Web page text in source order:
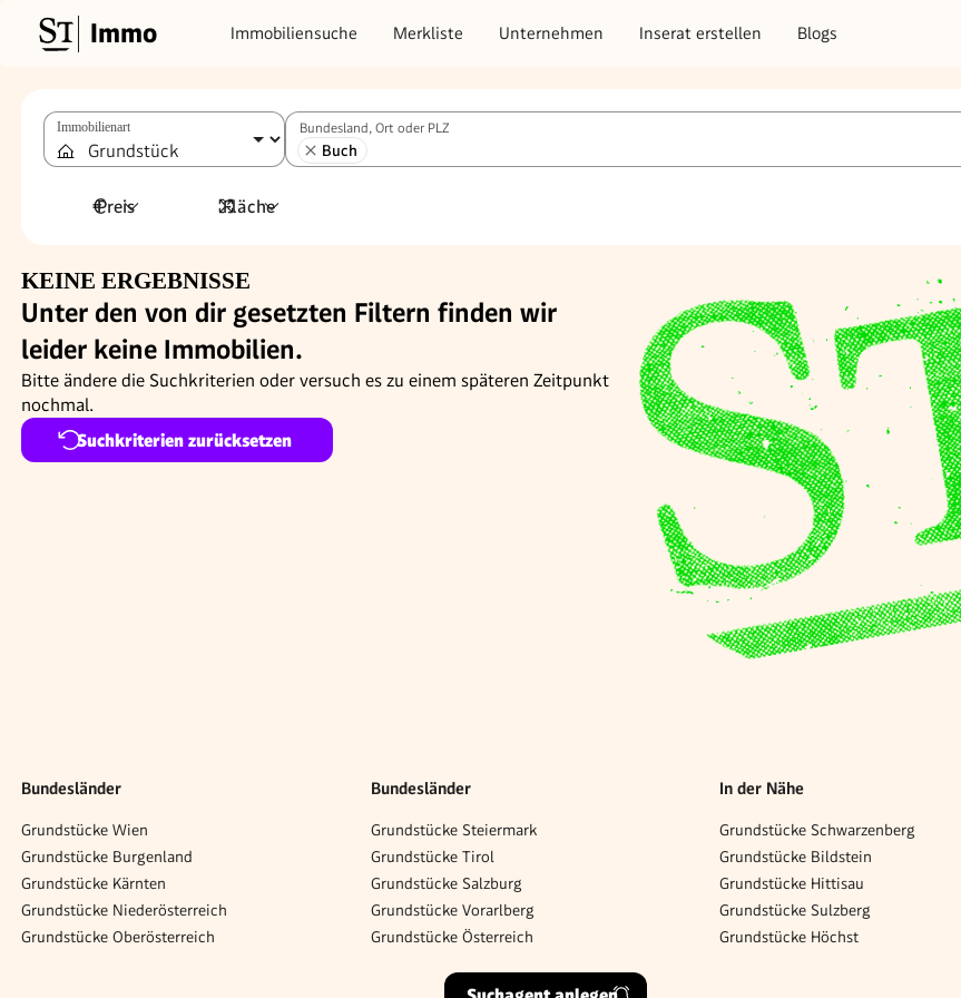
Immo Immobiliensuche Merkliste Unternehmen Inserat erstellen Blogs
Immobilienart Bundesland, Ort oder PLZ
Buch
Preis Fläche
KEINE ERGEBNISSE
Unter den von dir gesetzten Filtern finden wir
leider keine Immobilien.
Bitte ändere die Suchkriterien oder versuch es zu einem späteren Zeitpunkt
nochmal.
Suchkriterien zurücksetzen
Bundesländer
Grundstücke Wien
Grundstücke Burgenland
Grundstücke Kärnten
Grundstücke Niederösterreich
Grundstücke Oberösterreich
Bundesländer
Grundstücke Steiermark
Grundstücke Tirol
Grundstücke Salzburg
Grundstücke Vorarlberg
Grundstücke Österreich
In der Nähe
Grundstücke Schwarzenberg
Grundstücke Bildstein
Grundstücke Hittisau
Grundstücke Sulzberg
Grundstücke Höchst